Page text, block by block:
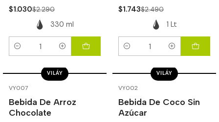
$1.030$2.290
330 ml
Cantidad
$1.743$2.490
1 Lt
Cantidad
VY007
VILÁY
Bebida De Arroz
Chocolate
VY002
VILÁY
Bebida De Coco Sin
Azúcar